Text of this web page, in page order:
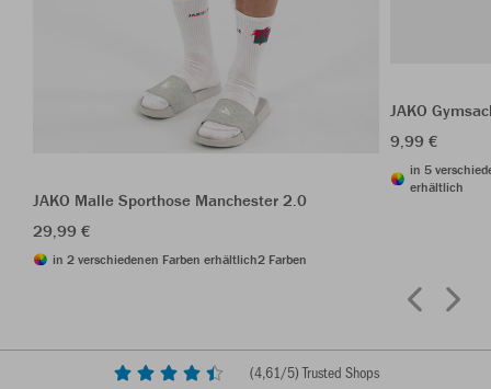
JAKO Malle Sporthose Manchester 2.0
29,99 €
in 2 verschiedenen Farben erhältlich2 Farben
JAKO
9,99 €
in 5
erhältlich
(4,61/5) Trusted Shops